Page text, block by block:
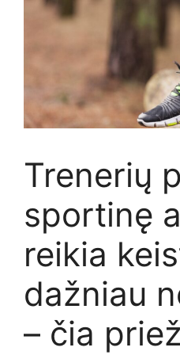
Trenerių
sportinę
reikia
dažniau
– čia